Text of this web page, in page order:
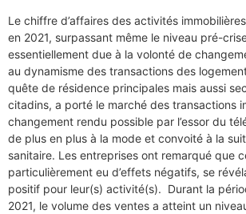
Le chiffre d’affaires des activités
en 2021, surpassant même le niveau pré-
essentiellement due à la volonté de
au dynamisme des transactions des
quête de résidence principales mais aussi
citadins, a porté le marché des transactions
changement rendu possible par l’essor du
de plus en plus à la mode et convoité à la
sanitaire. Les entreprises ont remarqué que
particulièrement eu d’effets négatifs, se
positif pour leur(s) activité(s). Durant la
2021, le volume des ventes a atteint un